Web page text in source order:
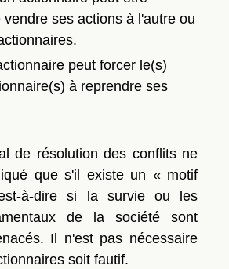
vendre ses actions à l'autre ou
peut forcer le(s)
à reprendre ses
de résolution des conflits ne
que s'il existe un « motif
à-dire si la survie ou les
de la société sont
Il n'est pas nécessaire
soit fautif.